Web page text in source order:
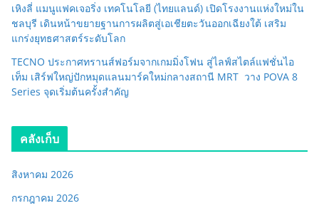
เหิงลี่ แมนูแฟคเจอริ่ง เทคโนโลยี (ไทยแลนด์) เปิดโรงงานแห่งใหม่ใน
ชลบุรี เดินหน้าขยายฐานการผลิตสู่เอเชียตะวันออกเฉียงใต้ เสริม
แกร่งยุทธศาสตร์ระดับโลก
TECNO ประกาศทรานส์ฟอร์มจากเกมมิ่งโฟน สู่ไลฟ์สไตล์แฟชั่นไอ
เท็ม เสิร์ฟใหญ่ปักหมุดแลนมาร์คใหม่กลางสถานี MRT วาง POVA 8
Series จุดเริ่มต้นครั้งสำคัญ
คลังเก็บ
สิงหาคม 2026
กรกฎาคม 2026